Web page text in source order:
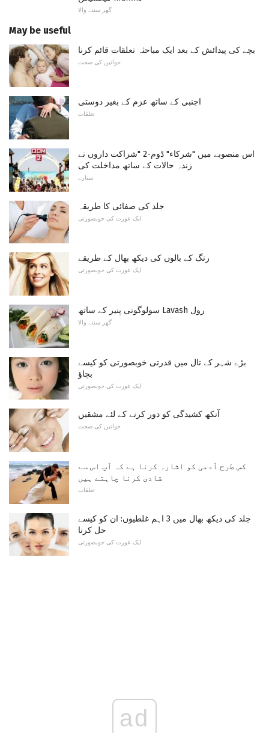
گھر سننے والا
May be useful
بچے کی پیدائش کے بعد ایک مباحثہ تعلقات قائم کرنا
خواتین کی صحت
اجنبی کے ساتھ عزم کے بغیر دوستی
تعلقات
اس منصوبے میں "شرکاء" ڈوم-2 "شراکت داروں نے
زندہ حالات کے ساتھ مداخلت کی
ستارے
جلد کی صفائی کا طریقہ
ایک عورت کی خوبصورتی
رنگ کے بالوں کی دیکھ بھال کے طریقے
ایک عورت کی خوبصورتی
سولوگونی پنیر کے ساتھ Lavash رول
گھر سننے والا
بڑے شہر کے تال میں قدرتی خوبصورتی کو کیسے
بچاؤ
ایک عورت کی خوبصورتی
آنکھ کشیدگی کو دور کرنے کے لئے مشقیں
خواتین کی صحت
کس طرح آدمی کو اشارہ کرنا ہے کہ آپ اس سے
شادی کرنا چاہتے ہیں
تعلقات
جلد کی دیکھ بھال میں 3 اہم غلطیوں: ان کو کیسے
حل کرنا
ایک عورت کی خوبصورتی
ad